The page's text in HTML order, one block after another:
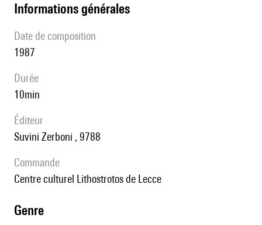
informations générales
date de composition
1987
durée
10min
éditeur
Suvini Zerboni , 9788
Commande
Centre culturel Lithostrotos de Lecce
genre